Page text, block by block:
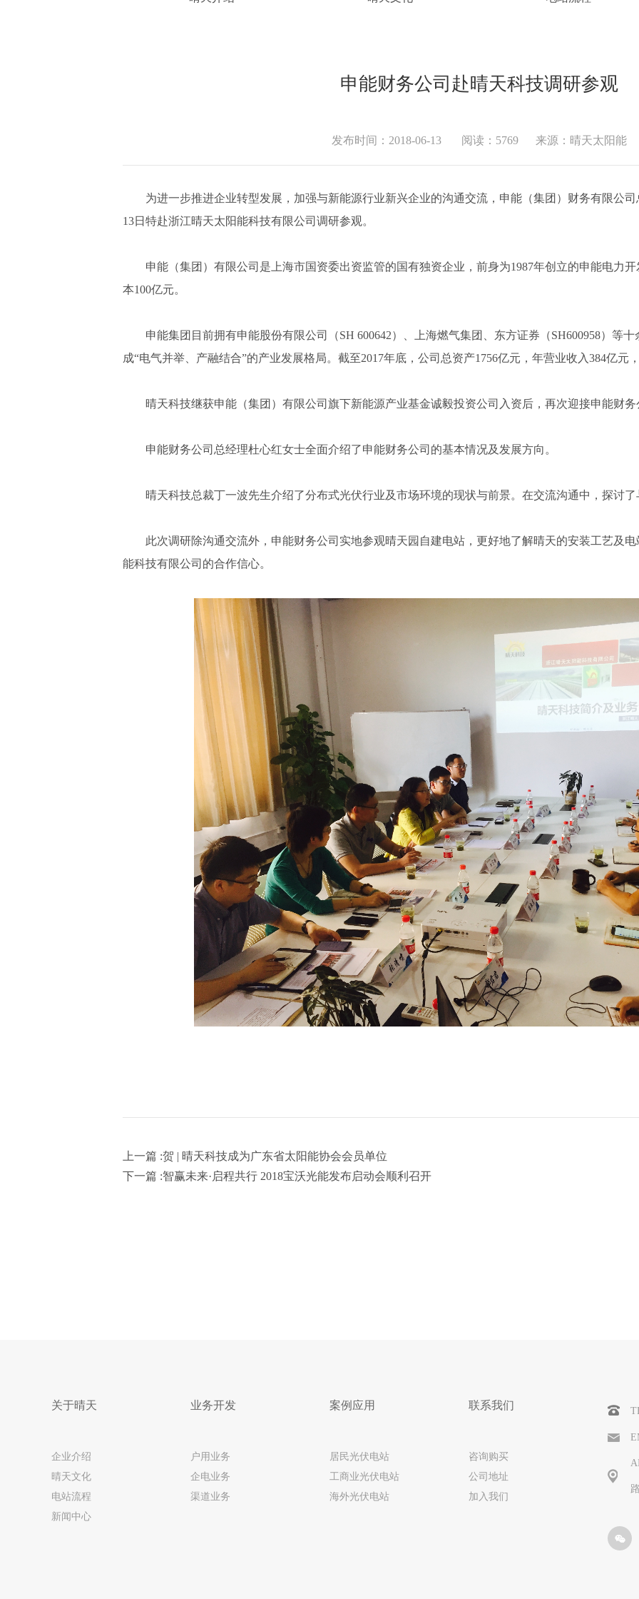
申能财务公司赴晴天科技调研参观
发布时间：2018-06-13 阅读：5769 来源：晴天太阳能
为进一步推进企业转型发展，加强与新能源行业新兴企业的沟通交流，申能（集团）财务有限公司
13日特赴浙江晴天太阳能科技有限公司调研参观。
申能（集团）有限公司是上海市国资委出资监管的国有独资企业，前身为1987年创立的申能电力开
本100亿元。
申能集团目前拥有申能股份有限公司（SH 600642）、上海燃气集团、东方证券（SH600958）等
成“电气并举、产融结合”的产业发展格局。截至2017年底，公司总资产1756亿元，年营业收入384亿元
晴天科技继获申能（集团）有限公司旗下新能源产业基金诚毅投资公司入资后，再次迎接申能财务
申能财务公司总经理杜心红女士全面介绍了申能财务公司的基本情况及发展方向。
晴天科技总裁丁一波先生介绍了分布式光伏行业及市场环境的现状与前景。在交流沟通中，探讨了
此次调研除沟通交流外，申能财务公司实地参观晴天园自建电站，更好地了解晴天的安装工艺及电
能科技有限公司的合作信心。
上一篇 :贺 | 晴天科技成为广东省太阳能协会会员单位
下一篇 :智赢未来·启程共行 2018宝沃光能发布启动会顺利召开
关于晴天
企业介绍
晴天文化
电站流程
新闻中心
业务开发
户用业务
企电业务
渠道业务
案例应用
居民光伏电站
工商业光伏电站
海外光伏电站
联系我们
咨询购买
公司地址
加入我们